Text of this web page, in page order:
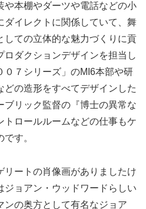
や本棚やダーツや電話などの小
ダイレクトに関係していて、舞
しての立体的な魅力づくりに貢
ダクションデザインを担当し
０７シリーズ」のMI6本部や研
どの造形をすべてデザインした
ブリック監督の『博士の異常な
トロールルームなどの仕事もケ
す。
リートの肖像画がありましたけ
ジョアン・ウッドワードらしい
ンの奥方として有名なジョア